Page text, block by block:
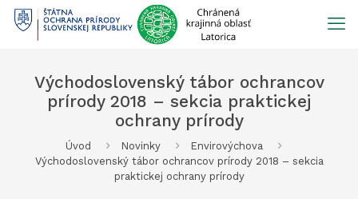
Prejsť
Východoslovenský tábor ochrancov
prírody 2018 – sekcia praktickej
ochrany prírody
Úvod Novinky
Envirovýchova
Východoslovenský tábor ochrancov prírody 2018 – sekcia
praktickej ochrany prírody